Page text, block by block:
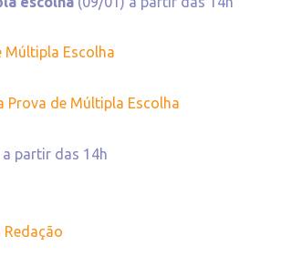
Múltipla Escolha
de Múltipla Escolha
a partir das 14h